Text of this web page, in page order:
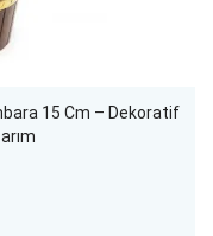
15 Cm – Dekoratif